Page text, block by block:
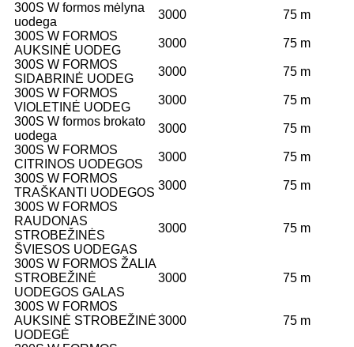
300S W formos mėlyna
uodega
3000
75 m
300S W FORMOS
AUKSINĖ UODEG
3000
75 m
300S W FORMOS
SIDABRINĖ UODEG
3000
75 m
300S W FORMOS
VIOLETINĖ UODEG
3000
75 m
300S W formos brokato
uodega
3000
75 m
300S W FORMOS
CITRINOS UODEGOS
3000
75 m
300S W FORMOS
TRAŠKANTI UODEGOS
3000
75 m
300S W FORMOS
RAUDONAS
STROBEŽINĖS
ŠVIESOS UODEGAS
3000 75 m
300S W FORMOS ŽALIA
STROBEŽINĖ
UODEGOS GALAS
3000 75 m
300S W FORMOS
AUKSINĖ STROBEŽINĖ
UODEGĖ
3000 75 m